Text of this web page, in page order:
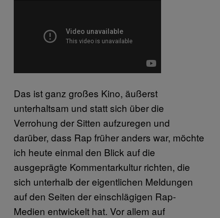
Das ist ganz großes Kino, äußerst
unterhaltsam und statt sich über die
Verrohung der Sitten aufzuregen und
darüber, dass Rap früher anders war, möchte
ich heute einmal den Blick auf die
ausgeprägte Kommentarkultur richten, die
sich unterhalb der eigentlichen Meldungen
auf den Seiten der einschlägigen Rap-
Medien entwickelt hat. Vor allem auf